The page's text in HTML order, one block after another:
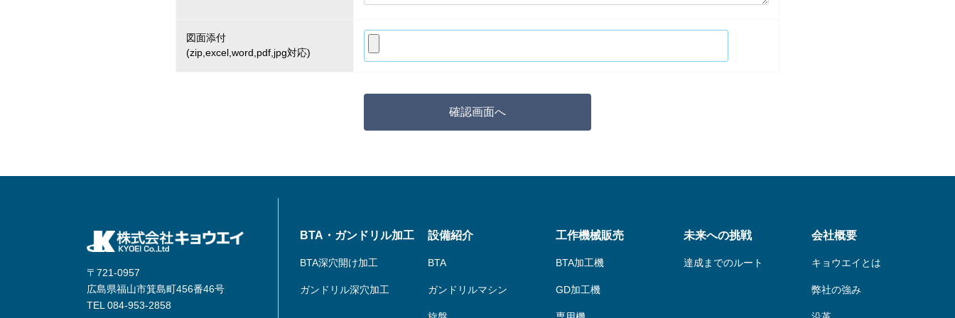
図面添付
(zip,excel,word,pdf,jpg対応)
〒721-0957
広島県福山市箕島町456番46号
TEL 084-953-2858
BTA・ガンドリル加工
BTA深穴開け加工
ガンドリル深穴加工
設備紹介
BTA
ガンドリルマシン
工作機械販売
BTA加工機
GD加工機
未来への挑戦
達成までのルート
会社概要
キョウエイとは
弊社の強み